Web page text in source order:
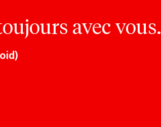
avec vous.